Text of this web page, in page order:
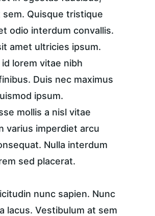
sem. Quisque tristique
odio interdum convallis.
amet ultricies ipsum.
id lorem vitae nibh
Duis nec maximus
ipsum.
mollis a nisl vitae
varius imperdiet arcu
Nulla interdum
sed placerat.
nunc sapien. Nunc
lacus. Vestibulum at sem